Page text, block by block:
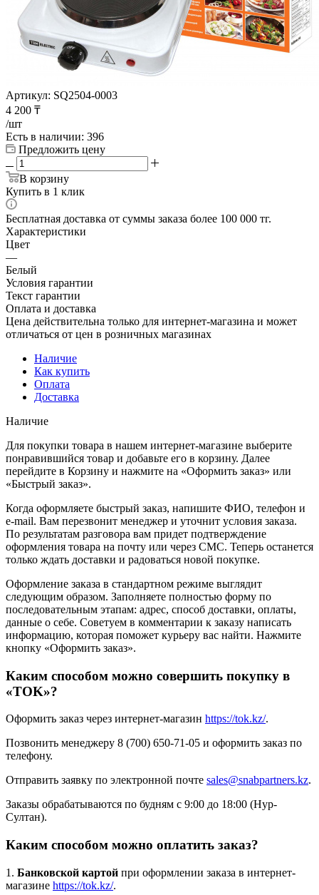
Артикул: SQ2504-0003
4 200 ₸
/шт
Есть в наличии: 396
Предложить цену
В корзину
Купить в 1 клик
Бесплатная доставка от суммы заказа более 100 000 тг.
Характеристики
Цвет
—
Белый
Условия гарантии
Текст гарантии
Оплата и доставка
Цена действительна только для интернет-магазина и может
отличаться от цен в розничных магазинах
Наличие
Как купить
Оплата
Доставка
Наличие
Для покупки товара в нашем интернет-магазине выберите
понравившийся товар и добавьте его в корзину. Далее
перейдите в Корзину и нажмите на «Оформить заказ» или
«Быстрый заказ».
Когда оформляете быстрый заказ, напишите ФИО, телефон и
e-mail. Вам перезвонит менеджер и уточнит условия заказа.
По результатам разговора вам придет подтверждение
оформления товара на почту или через СМС. Теперь останется
только ждать доставки и радоваться новой покупке.
Оформление заказа в стандартном режиме выглядит
следующим образом. Заполняете полностью форму по
последовательным этапам: адрес, способ доставки, оплаты,
данные о себе. Советуем в комментарии к заказу написать
информацию, которая поможет курьеру вас найти. Нажмите
кнопку «Оформить заказ».
Каким способом можно совершить покупку в
«TOK»?
Оформить заказ через интернет-магазин https://tok.kz/.
Позвонить менеджеру 8 (700) 650-71-05 и оформить заказ по
телефону.
Отправить заявку по электронной почте sales@snabpartners.kz.
Заказы обрабатываются по будням с 9:00 до 18:00 (Нур-
Султан).
Каким способом можно оплатить заказ?
1. Банковской картой при оформлении заказа в интернет-
магазине https://tok.kz/.